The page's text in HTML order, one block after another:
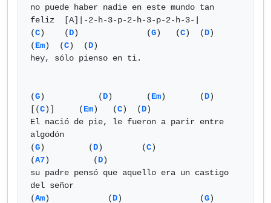
no puede haber nadie en este mundo tan
feliz  [A]|-2-h-3-p-2-h-3-p-2-h-3-|
(C)    (D)              (G)   (C)  (D)
(Em)  (C)  (D)
hey, sólo pienso en ti.
(G)           (D)       (Em)       (D)
[(C)]     (Em)   (C)  (D)
El nació de pie, le fueron a parir entre
algodón
(G )	    (D)        (C)
(A7)         (D)
su padre pensó que aquello era un castigo
del señor
(Am)            (D )		   (G)